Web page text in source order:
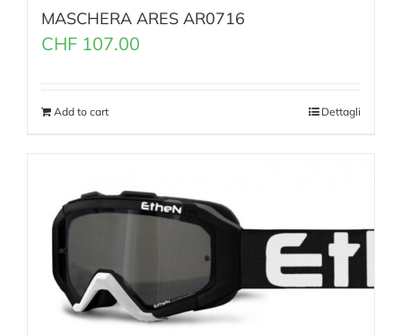
MASCHERA ARES AR0716
CHF 107.00
Add to cart Dettagli